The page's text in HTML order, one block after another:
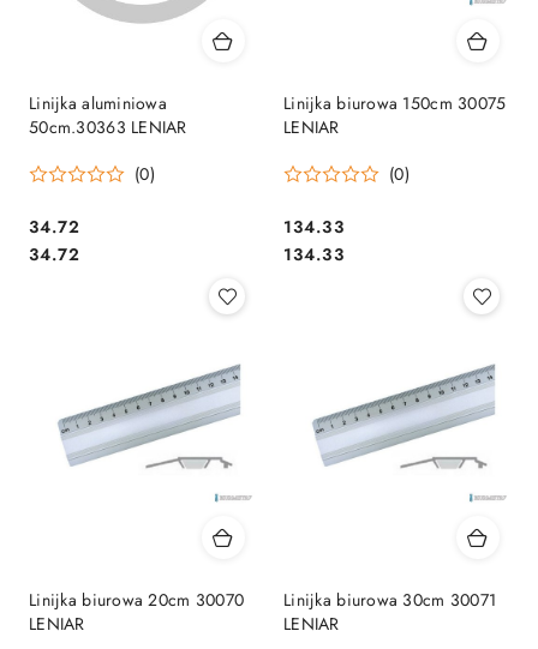
Linijka aluminiowa
50cm.30363 LENIAR
(0)
Cena:
34.72
Cena:
34.72
Linijka biurowa 150cm 30075
LENIAR
(0)
Cena:
134.33
Cena:
134.33
Linijka biurowa 20cm 30070
LENIAR
Linijka biurowa 30cm 30071
LENIAR